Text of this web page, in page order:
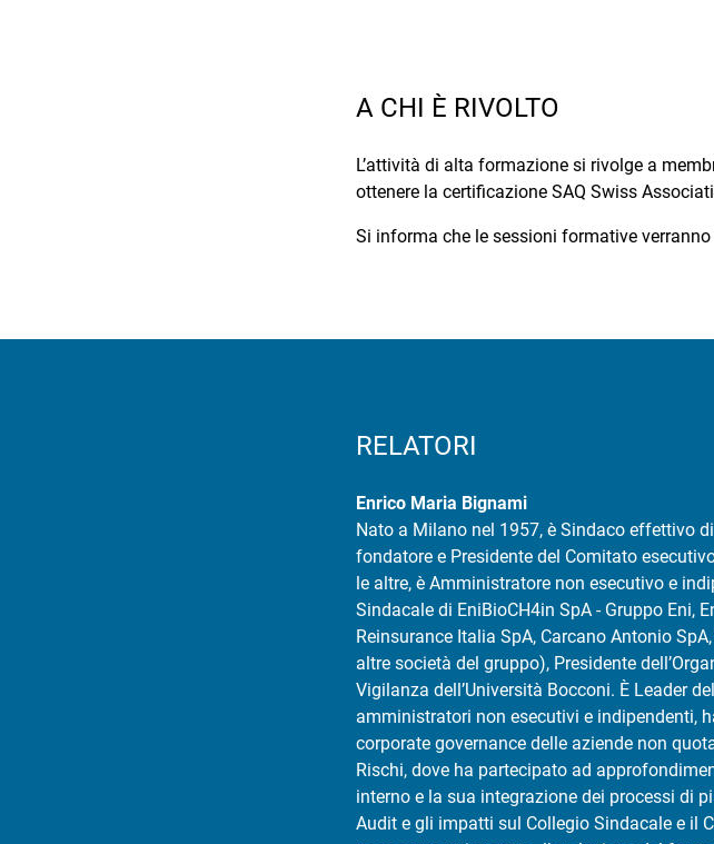
A CHI È RIVOLTO
L’attività di alta formazione si rivolge a
ottenere la certificazione SAQ Swiss
Si informa che le sessioni formative verranno
RELATORI
Enrico Maria Bignami
Nato a Milano nel 1957, è Sindaco effettivo
fondatore e Presidente del Comitato
le altre, è Amministratore non esecutivo e
Sindacale di EniBioCH4in SpA - Gruppo Eni,
Reinsurance Italia SpA, Carcano Antonio
altre società del gruppo), Presidente
Vigilanza dell’Università Bocconi. È Leader
amministratori non esecutivi e indipendenti,
corporate governance delle aziende non
Rischi, dove ha partecipato ad
interno e la sua integrazione dei processi di
Audit e gli impatti sul Collegio Sindacale e il